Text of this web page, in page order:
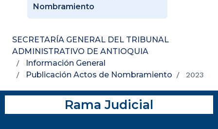
Nombramiento
SECRETARÍA GENERAL DEL TRIBUNAL
ADMINISTRATIVO DE ANTIOQUIA
Información General
Publicación Actos de Nombramiento
2023
Rama Judicial